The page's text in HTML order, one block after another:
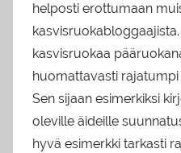
helposti erottumaan
kasvisruokaa
huomattavasti
Sen sijaan esimerkiksi
oleville äideille
hyvä esimerkki tarkasti